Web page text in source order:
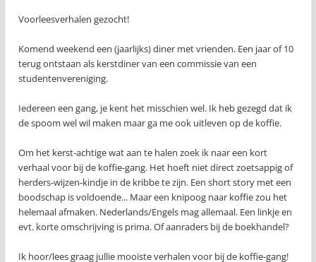
Voorleesverhalen gezocht!
Komend weekend een (jaarlijks) diner met vrienden. Een jaar of 10
terug ontstaan als kerstdiner van een commissie van een
studentenvereniging.
Iedereen een gang, je kent het misschien wel. Ik heb gezegd dat ik
de spoom wel wil maken maar ga me ook uitleven op de koffie.
Om het kerst-achtige wat aan te halen zoek ik naar een kort
verhaal voor bij de koffie-gang. Het hoeft niet direct zoetsappig of
herders-wijzen-kindje in de kribbe te zijn. Een short story met een
boodschap is voldoende... Maar een knipoog naar koffie zou het
helemaal afmaken. Nederlands/Engels mag allemaal. Een linkje en
evt. korte omschrijving is prima. Of aanraders bij de boekhandel?
Ik hoor/lees graag jullie mooiste verhalen voor bij de koffie-gang!